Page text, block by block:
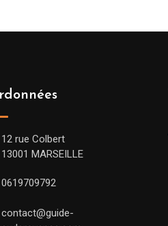
12 rue Colbert
13001 MARSEILLE
0619709792
contact@guide-